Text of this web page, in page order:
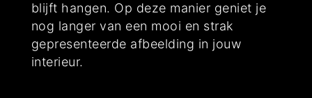
blijft hangen. Op deze manier geniet je
nog langer van een mooi en strak
gepresenteerde afbeelding in jouw
interieur.